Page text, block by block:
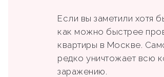
Если вы заметили хотя
как можно быстрее
квартиры в Москве.
редко уничтожает всю
заражению.